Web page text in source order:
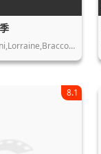
James,Gandolfini,Lorraine,Bracco,Edi…
8.1